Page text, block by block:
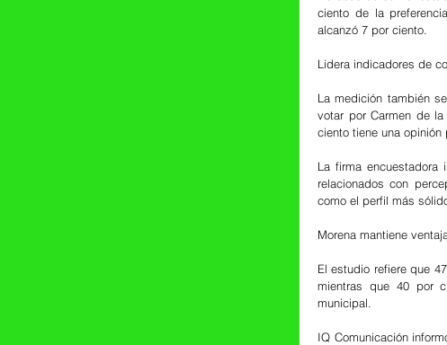
ciento de la
alcanzó 7 por ciento.
Lidera indicadores de
La medición también
votar por Carmen de
ciento tiene una
La firma
relacionados con
como el perfil más
Morena mantiene
El estudio refiere que
mientras que 40 por
municipal.
IQ Comunicación